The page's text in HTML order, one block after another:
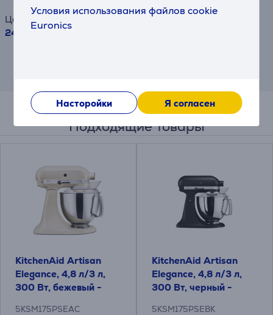
Условия использования файлов cookie
Euronics
Насторойки Я согласен
Цена
245.99 €
Подходящие товары
KitchenAid Artisan
Elegance, 4,8 л/3 л,
300 Вт, бежевый -
5KSM175PSEAC
KitchenAid Artisan
Elegance, 4,8 л/3 л,
300 Вт, черный -
5KSM175PSEBK